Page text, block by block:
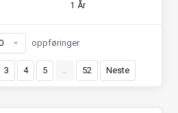
1 År
3 4 5 … 52 Neste
oppføringer